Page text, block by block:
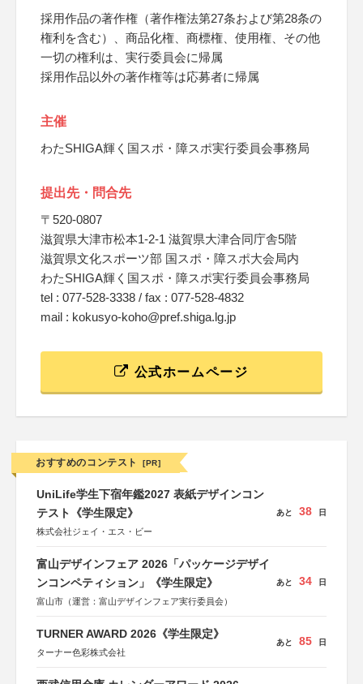
採用作品の著作権（著作権法第27条および第28条の
権利を含む）、商品化権、商標権、使用権、その他
一切の権利は、実行委員会に帰属
採用作品以外の著作権等は応募者に帰属
主催
わたSHIGA輝く国スポ・障スポ実行委員会事務局
提出先・問合先
〒520-0807
滋賀県大津市松本1-2-1 滋賀県大津合同庁舎5階
滋賀県文化スポーツ部 国スポ・障スポ大会局内
わたSHIGA輝く国スポ・障スポ実行委員会事務局
tel : 077-528-3338 / fax : 077-528-4832
mail : kokusyo-koho@pref.shiga.lg.jp
公式ホームページ
おすすめのコンテスト [PR]
UniLife学生下宿年鑑2027 表紙デザインコン
テスト《学生限定》
株式会社ジェイ・エス・ビー
あと 38 日
富山デザインフェア 2026「パッケージデザイ
ンコンペティション」《学生限定》
富山市（運営：富山デザインフェア実行委員会）
あと 34 日
TURNER AWARD 2026《学生限定》
ターナー色彩株式会社
あと 85 日